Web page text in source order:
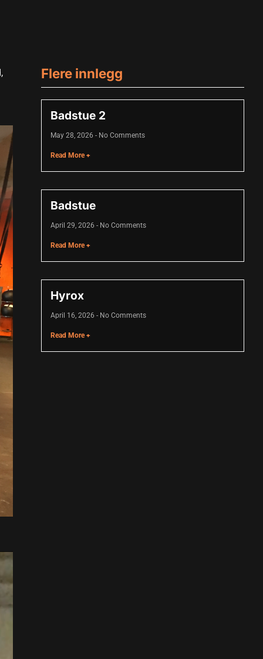
Flere innlegg
Badstue 2
May 28, 2026 No Comments
Read More +
Badstue
April 29, 2026 No Comments
Read More +
Hyrox
April 16, 2026 No Comments
Read More +